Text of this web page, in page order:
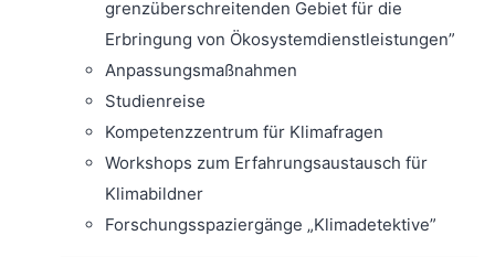
grenzüberschreitenden Gebiet für die
Erbringung von Ökosystemdienstleistungen”
Anpassungsmaßnahmen
Studienreise
Kompetenzzentrum für Klimafragen
Workshops zum Erfahrungsaustausch für
Klimabildner
Forschungsspaziergänge „Klimadetektive”